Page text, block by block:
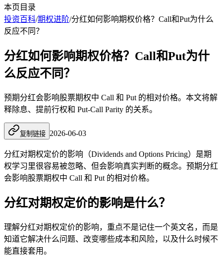
本页目录
投资百科/期权进阶/分红如何影响期权价格？Call和Put为什么
反应不同？
分红如何影响期权价格？Call和Put为什
么反应不同？
预期分红会影响股票期权中 Call 和 Put 的相对价格。本文将解
释除息、提前行权和 Put-Call Parity 的关系。
复制链接 2026-06-03
分红对期权定价的影响（Dividends and Options Pricing）是期
权学习里很容易被忽略、但会影响真实判断的概念。预期分红
会影响股票期权中 Call 和 Put 的相对价格。
分红对期权定价的影响是什么？
理解分红对期权定价的影响，重点不是记住一个英文名，而是
知道它解决什么问题、改变哪些成本和风险，以及什么时候不
能直接套用。